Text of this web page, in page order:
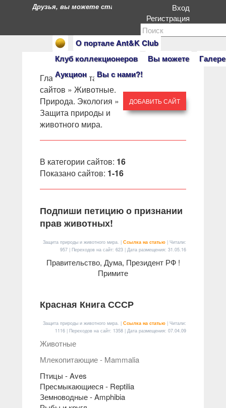
О портале Ant&K Club
Клуб коллекционеров
Вы можете
Аукцион
Вы с нами?!
Друзья, вы можете стать героями нашего портала.
Вход
Регистрация
Главная»Каталог
сайтов » Животные.
Природа. Экология »
Защита природы и
животного мира.
ДОБАВИТЬ САЙТ
В категории сайтов: 16
Показано сайтов: 1-16
Подпиши петицию о признании
прав животных!
Защита природы и животного мира. | Ссылка на статью | Читали:
957 | Переходов на сайт: 623 | Дата размещения: 31.05.16
Правительство, Дума, Президент РФ !
Примите
Красная Книга СССР
Защита природы и животного мира. | Ссылка на статью | Читали:
1116 | Переходов на сайт: 1358 | Дата размещения: 07.04.09
Животные
Млекопитающие - Mammalia
Птицы - Aves
Пресмыкающиеся - Reptilia
Земноводные - Amphibia